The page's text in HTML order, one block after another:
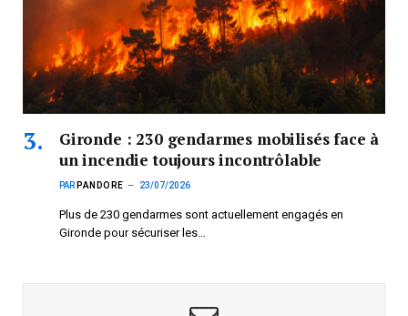
Gironde : 230 gendarmes mobilisés face à
un incendie toujours incontrôlable
PAR PANDORE 23/07/2026
Plus de 230 gendarmes sont actuellement engagés en
Gironde pour sécuriser les…